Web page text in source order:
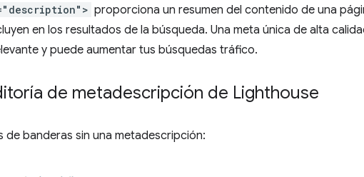
proporciona un resumen del contenido de una
en los resultados de la búsqueda. Una meta única de alta
y puede aumentar tus búsquedas tráfico.
de metadescripción de Lighthouse
de banderas sin una metadescripción: